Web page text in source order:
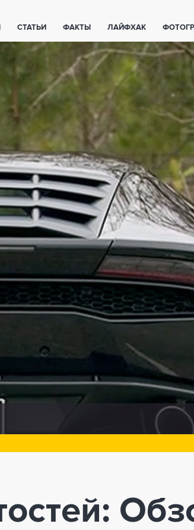
СТАТЬИ ФАКТЫ ЛАЙФХАК
ЗАКОНОДАТЕЛЬСТВО ВАЖНО ЗНАТЬ